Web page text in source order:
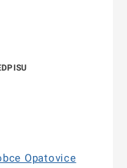
Opatovice